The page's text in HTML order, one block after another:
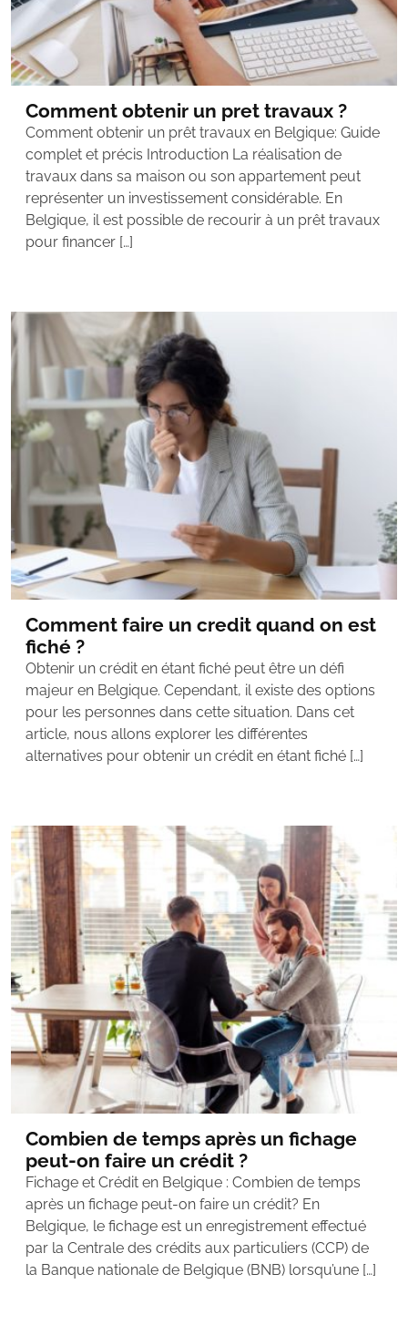
Comment obtenir un pret travaux ?
Comment obtenir un prêt travaux en Belgique: Guide
complet et précis Introduction La réalisation de
travaux dans sa maison ou son appartement peut
représenter un investissement considérable. En
Belgique, il est possible de recourir à un prêt travaux
pour financer […]
Comment faire un credit quand on est
fiché ?
Obtenir un crédit en étant fiché peut être un défi
majeur en Belgique. Cependant, il existe des options
pour les personnes dans cette situation. Dans cet
article, nous allons explorer les différentes
alternatives pour obtenir un crédit en étant fiché […]
Combien de temps après un fichage
peut-on faire un crédit ?
Fichage et Crédit en Belgique : Combien de temps
après un fichage peut-on faire un crédit? En
Belgique, le fichage est un enregistrement effectué
par la Centrale des crédits aux particuliers (CCP) de
la Banque nationale de Belgique (BNB) lorsqu’une […]